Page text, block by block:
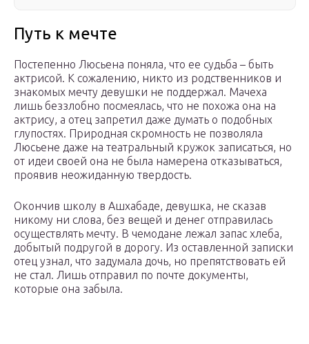
Путь к мечте
Постепенно Люсьена поняла, что ее судьба – быть
актрисой. К сожалению, никто из родственников и
знакомых мечту девушки не поддержал. Мачеха
лишь беззлобно посмеялась, что не похожа она на
актрису, а отец запретил даже думать о подобных
глупостях. Природная скромность не позволяла
Люсьене даже на театральный кружок записаться, но
от идеи своей она не была намерена отказываться,
проявив неожиданную твердость.
Окончив школу в Ашхабаде, девушка, не сказав
никому ни слова, без вещей и денег отправилась
осуществлять мечту. В чемодане лежал запас хлеба,
добытый подругой в дорогу. Из оставленной записки
отец узнал, что задумала дочь, но препятствовать ей
не стал. Лишь отправил по почте документы,
которые она забыла.